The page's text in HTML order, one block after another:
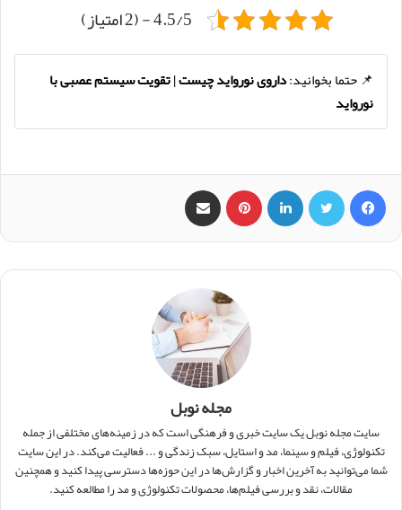
4.5/5 - (2 امتیاز)
📌 حتما بخوانید:داروی نورواید چیست | تقویت سیستم عصبی با
نورواید
‫پین‌ترست
مجله نوبل
سایت مجله نوبل یک سایت خبری و فرهنگی است که در زمینه‌های مختلفی از جمله
تکنولوژی، فیلم و سینما، مد و استایل، سبک زندگی و ... فعالیت می‌کند. در این سایت
شما می‌توانید به آخرین اخبار و گزارش‌ها در این حوزه‌ها دسترسی پیدا کنید و همچنین
مقالات، نقد و بررسی فیلم‌ها، محصولات تکنولوژی و مد را مطالعه کنید.